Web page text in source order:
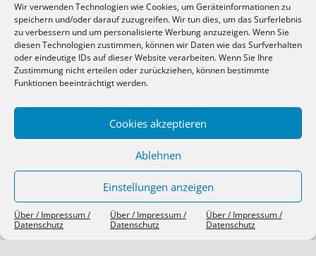
Wir verwenden Technologien wie Cookies, um Geräteinformationen zu
speichern und/oder darauf zuzugreifen. Wir tun dies, um das Surferlebnis
zu verbessern und um personalisierte Werbung anzuzeigen. Wenn Sie
diesen Technologien zustimmen, können wir Daten wie das Surfverhalten
oder eindeutige IDs auf dieser Website verarbeiten. Wenn Sie Ihre
Zustimmung nicht erteilen oder zurückziehen, können bestimmte
Funktionen beeinträchtigt werden.
Cookies akzeptieren
Ablehnen
Einstellungen anzeigen
Über / Impressum /
Datenschutz
Über / Impressum /
Datenschutz
Über / Impressum /
Datenschutz
Anmelden
Eintrags-Feed
Kommentar-Feed
WordPress.org
SIEBEN TAGE, SIEBEN THEMEN